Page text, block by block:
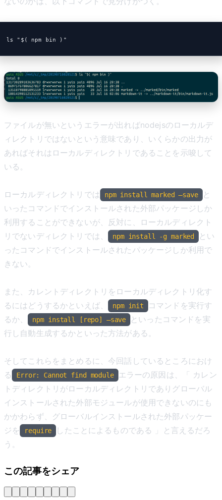
ls "$( npm bin )"
ファイルが無いというエラーが出ればnodejsのローカルデ
ィレクトリではないという意味であり、いくらかの出力が
あればそれはローカルディレクトリであることを示唆して
いる。
ローカルディレクトリでは npm install marked —save と
いったコマンドでインストールされた外部パッケージしか
利用することができないが、反対に、ローカルディレクト
リでないディレクトリでは、
npm install -g marked
とい
ったコマンドでインストールされたパッケージしか利用で
きない。
また、カレントディレクトリをローカルディレクトリ化す
るにはどうするかといえば、
npm init
コマンドを実行す
るか、 npm install [repo] —save
といったコマンドを実
行し自動生成するかといった方法がある。
そしてこれらをまとめるに、今回話しているところにおけ
る
Error: Cannot find module エラーの原因は、「 カレン
トディレクトリがローカルディレクトリでありグローバル
インストールされた外部モジュールが使用できないのにも
かかわらず、グローバルインストールされた外部パッケー
ジを
require
したことによるものである 」と言えるだろ
う。
この記事をシェア